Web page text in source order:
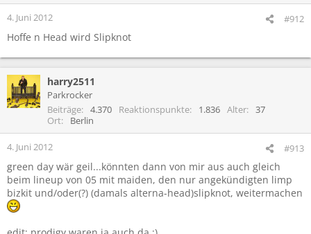
4. Juni 2012 #912
Hoffe n Head wird Slipknot
harry2511
Parkrocker
Beiträge
4.370 Reaktionspunkte 1.836 Alter
37
Ort
Berlin
4. Juni 2012 #913
green day wär geil...könnten dann von mir aus auch gleich
beim lineup von 05 mit maiden, den nur angekündigten limp
bizkit und/oder(?) (damals alterna-head)slipknot, weitermachen